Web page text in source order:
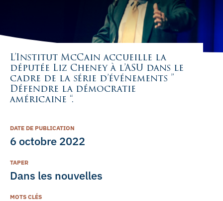
L’Institut McCain accueille la
députée Liz Cheney à l’ASU dans le
cadre de la série d’événements ”
Défendre la démocratie
américaine “.
DATE DE PUBLICATION
6 octobre 2022
TAPER
Dans les nouvelles
MOTS CLÉS